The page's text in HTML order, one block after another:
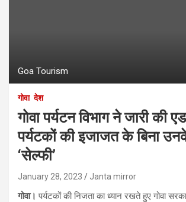
Goa Tourism
गोवा देश
गोवा पर्यटन विभाग ने जारी की
पर्यटकों की इजाजत के बिना
‘सेल्फी’
January 28, 2023 Janta mirror
गोवा। पर्यटकों की निजता का ध्यान रखते हुए गोवा